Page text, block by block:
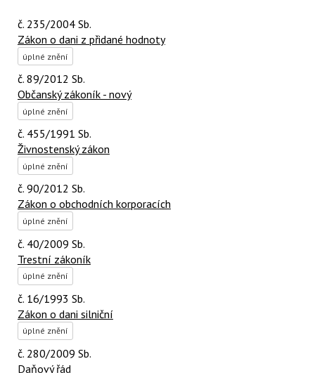
č. 235/2004 Sb.
Zákon o dani z přidané hodnoty
úplné znění
č. 89/2012 Sb.
Občanský zákoník - nový
úplné znění
č. 455/1991 Sb.
Živnostenský zákon
úplné znění
č. 90/2012 Sb.
Zákon o obchodních korporacích
úplné znění
č. 40/2009 Sb.
Trestní zákoník
úplné znění
č. 16/1993 Sb.
Zákon o dani silniční
úplné znění
č. 280/2009 Sb.
Daňový řád